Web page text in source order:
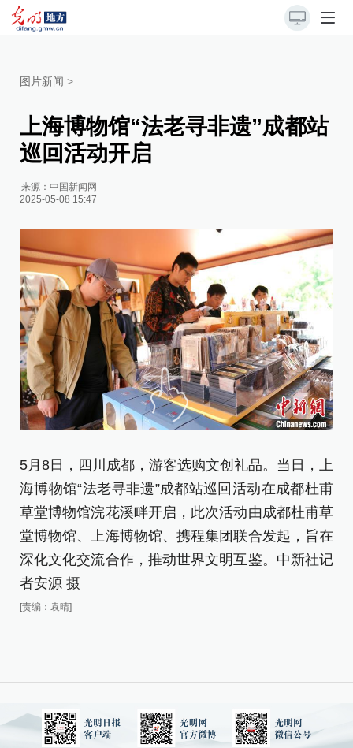
图片新闻 >
上海博物馆“法老寻非遗”成都站
巡回活动开启
来源：中国新闻网
2025-05-08 15:47
5月8日，四川成都，游客选购文创礼品。当日，上
海博物馆“法老寻非遗”成都站巡回活动在成都杜甫
草堂博物馆浣花溪畔开启，此次活动由成都杜甫草
堂博物馆、上海博物馆、携程集团联合发起，旨在
深化文化交流合作，推动世界文明互鉴。中新社记
者安源 摄
[责编：袁晴]